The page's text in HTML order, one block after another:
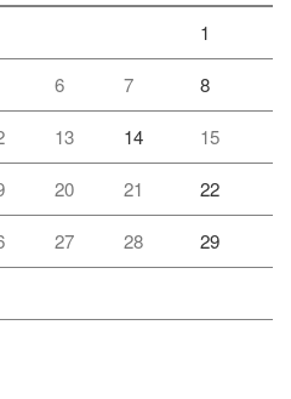
1
6 7 8
13 14 15
20 21 22
27 28 29